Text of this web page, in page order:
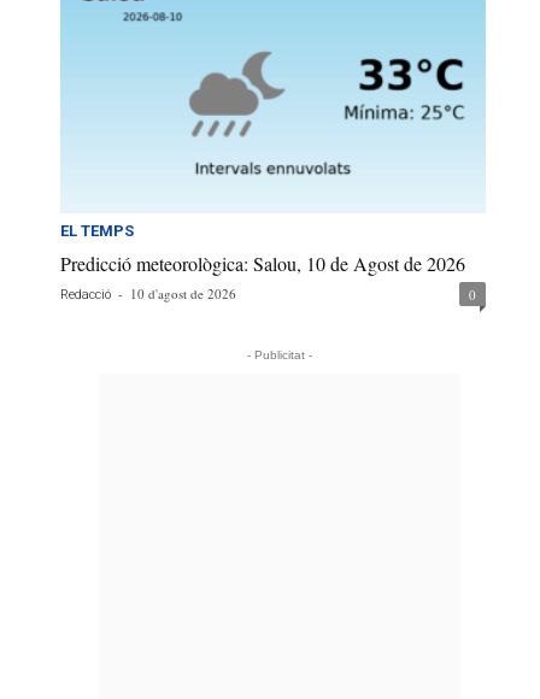
EL TEMPS
Predicció meteorològica: Salou, 10 de Agost de 2026
Redacció - 10 d'agost de 2026 0
- Publicitat -